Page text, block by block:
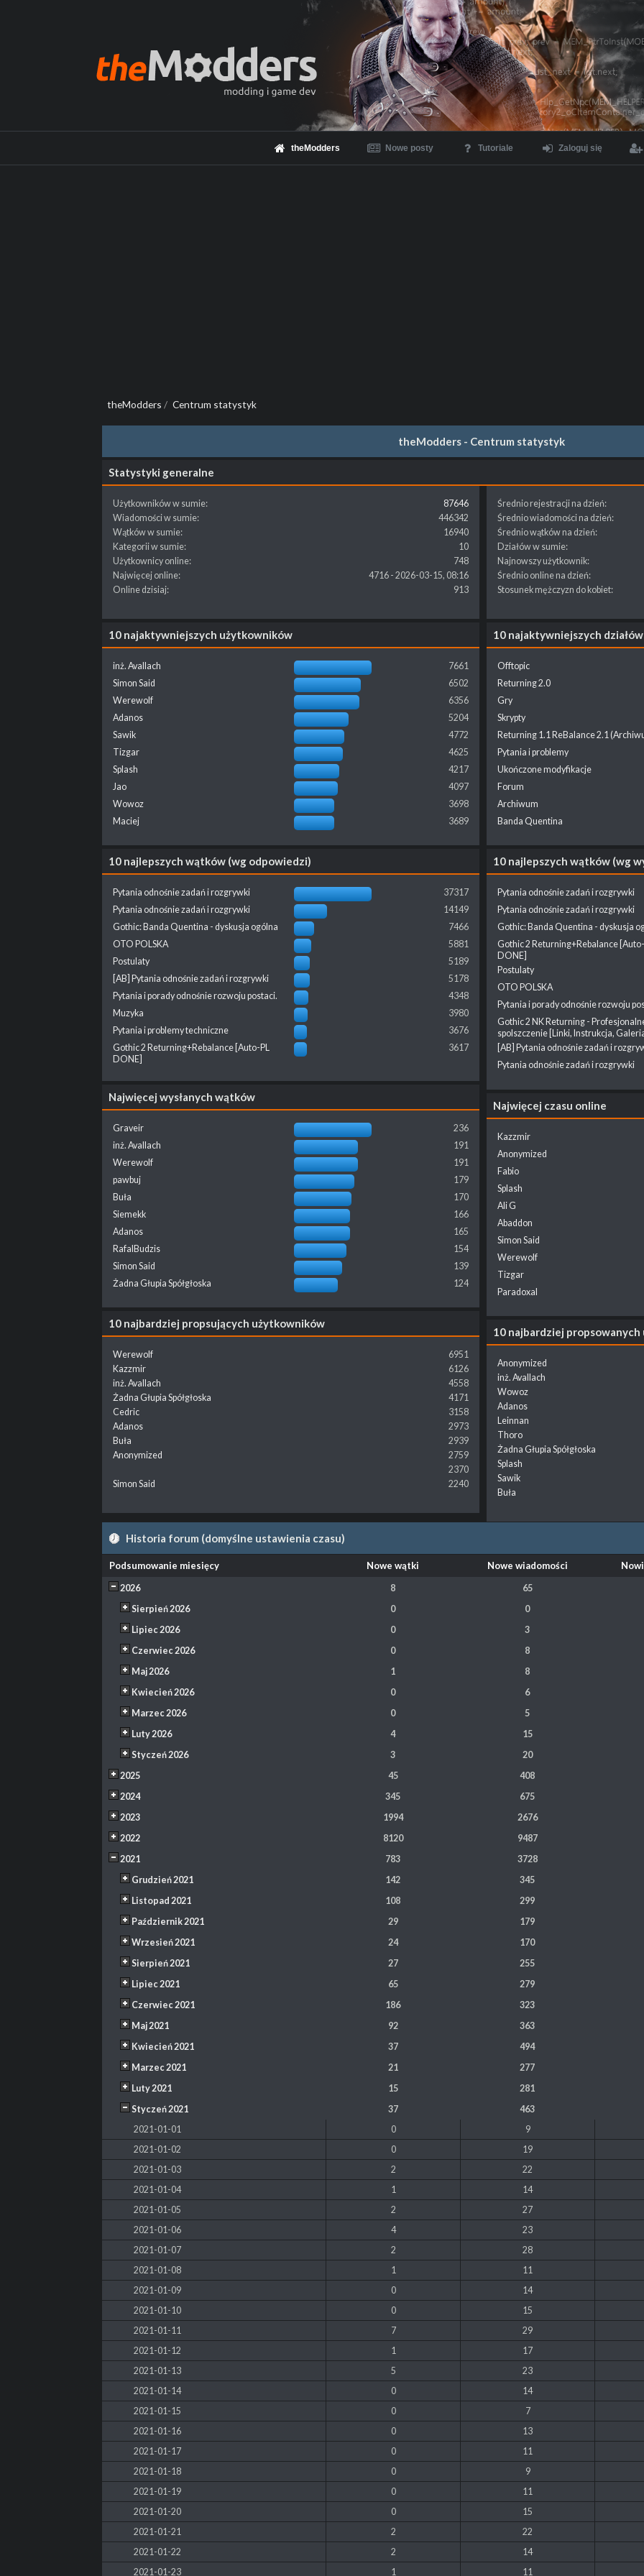
theModders Nowe posty Tutoriale Zaloguj się
theModders / Centrum statystyk
theModders - Centrum statystyk
Statystyki generalne
Użytkowników w sumie:
87646
Wiadomości w sumie:
446342
Wątków w sumie:
16940
Kategorii w sumie:
10
Użytkownicy online:
748
Najwięcej online:
4716 - 2026-03-15, 08:16
Online dzisiaj:
913
Średnio rejestracji na dzień:
Średnio wiadomości na dzień:
Średnio wątków na dzień:
Działów w sumie:
Najnowszy użytkownik:
Średnio online na dzień:
Stosunek mężczyzn do kobiet:
10 najaktywniejszych użytkowników
inż. Avallach
7661
Simon Said
6502
Werewolf
6356
Adanos
5204
Sawik
4772
Tizgar
4625
Splash
4217
Jao
4097
Wowoz
3698
Maciej
3689
10 najaktywniejszych działów
Offtopic
Returning 2.0
Gry
Skrypty
Returning 1.1 ReBalance 2.1
Pytania i problemy
Ukończone modyfikacje
Forum
Archiwum
Banda Quentina
10 najlepszych wątków (wg odpowiedzi)
Pytania odnośnie zadań i rozgrywki
37317
Pytania odnośnie zadań i rozgrywki
14149
Gothic: Banda Quentina - dyskusja ogólna
7466
OTO POLSKA
5881
Postulaty
5189
[AB] Pytania odnośnie zadań i rozgrywki
5178
Pytania i porady odnośnie rozwoju postaci.
4348
Muzyka
3980
Pytania i problemy techniczne
3676
Gothic 2 Returning+Rebalance [Auto-PL
DONE]
3617
10 najlepszych wątków (wg
Pytania odnośnie zadań i rozgrywki
Pytania odnośnie zadań i rozgrywki
Gothic: Banda Quentina - dyskusja
Gothic 2 Returning+Rebalance
DONE]
Postulaty
OTO POLSKA
Pytania i porady odnośnie rozwoju
Gothic 2 NK Returning -
spolszczenie [Linki, Instrukcja,
[AB] Pytania odnośnie zadań i
Pytania odnośnie zadań i rozgrywki
Najwięcej wysłanych wątków
Graveir
236
inż. Avallach
191
Werewolf
191
pawbuj
179
Buła
170
Siemekk
166
Adanos
165
RafalBudzis
154
Simon Said
139
Żadna Głupia Spółgłoska
124
Najwięcej czasu online
Kazzmir
Anonymized
Fabio
Splash
Ali G
Abaddon
Simon Said
Werewolf
Tizgar
Paradoxal
10 najbardziej propsujących użytkowników
Werewolf
6951
Kazzmir
6126
inż. Avallach
4558
Żadna Głupia Spółgłoska
4171
Cedric
3158
Adanos
2973
Buła
2939
Anonymized
2759
2370
Simon Said
2240
10 najbardziej
Anonymized
inż. Avallach
Wowoz
Adanos
Leinnan
Thoro
Żadna Głupia Spółgłoska
Splash
Sawik
Buła
Historia forum (domyślne ustawienia czasu)
Podsumowanie miesięcy Nowe wątki Nowe wiadomości
2026 8
65
Sierpień 2026
0
0
Lipiec 2026
0
3
Czerwiec 2026
0
8
Maj 2026
1
8
Kwiecień 2026
0
6
Marzec 2026
0
5
Luty 2026
4
15
Styczeń 2026
3
20
2025
45
408
2024
345
675
2023
1994
2676
2022
8120
9487
2021
783
3728
Grudzień 2021
142
345
Listopad 2021
108
299
Październik 2021
29
179
Wrzesień 2021
24
170
Sierpień 2021
27
255
Lipiec 2021
65
279
Czerwiec 2021
186
323
Maj 2021
92
363
Kwiecień 2021
37
494
Marzec 2021
21
277
Luty 2021
15
281
Styczeń 2021
37
463
2021-01-01
0
9
2021-01-02
0
19
2021-01-03
2
22
2021-01-04
1
14
2021-01-05
2
27
2021-01-06
4
23
2021-01-07
2
28
2021-01-08
1
11
2021-01-09
0
14
2021-01-10
0
15
2021-01-11
7
29
2021-01-12
1
17
2021-01-13
5
23
2021-01-14
0
14
2021-01-15
0
7
2021-01-16
0
13
2021-01-17
0
11
2021-01-18
0
9
2021-01-19
0
11
2021-01-20
0
15
2021-01-21
2
22
2021-01-22
2
14
2021-01-23
1 11